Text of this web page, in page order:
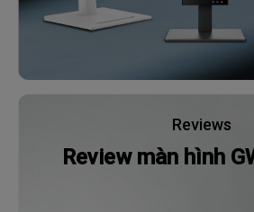
Reviews
Review màn hình